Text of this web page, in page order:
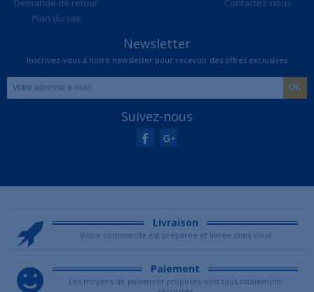
Plan du site
Newsletter
Inscrivez-vous à notre newsletter pour recevoir des offres exclusives
Suivez-nous
Livraison
Votre commande est preparée et livrée chez vous
Paiement
Les moyens de paiement proposés sont tous totalement